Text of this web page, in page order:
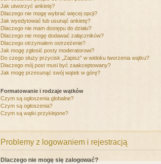
Jak utworzyć ankietę?
Dlaczego nie mogę wybrać więcej opcji?
Jak wyedytować lub usunąć ankietę?
Dlaczego nie mam dostępu do działu?
Dlaczego nie mogę dodawać załączników?
Dlaczego otrzymałem ostrzeżenie?
Jak mogę zgłosić posty moderatorowi?
Do czego służy przycisk „Zapisz” w widoku tworzenia wątku?
Dlaczego mój post musi być zaakceptowany?
Jak mogę przesunąć swój wątek w górę?
Formatowanie i rodzaje wątków
Czym są ogłoszenia globalne?
Czym są ogłoszenia?
Czym są wątki przyklejone?
Problemy z logowaniem i rejestracją
Dlaczego nie mogę się zalogować?